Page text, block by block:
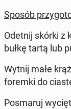
Sposób
Odetnij skórki z
bułkę tartą lub
Wytnij małe
foremki do
Po­sma­ruj